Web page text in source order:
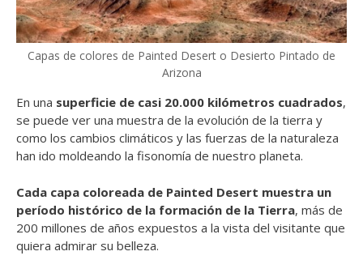
Capas de colores de Painted Desert o Desierto Pintado de
Arizona
En una superficie de casi 20.000 kilómetros cuadrados,
se puede ver una muestra de la evolución de la tierra y
como los cambios climáticos y las fuerzas de la naturaleza
han ido moldeando la fisonomía de nuestro planeta.
Cada capa coloreada de Painted Desert muestra un
período histórico de la formación de la Tierra, más de
200 millones de años expuestos a la vista del visitante que
quiera admirar su belleza.